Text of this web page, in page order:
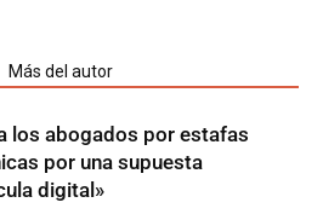
Más del autor
los abogados por estafas
por una supuesta
digital»